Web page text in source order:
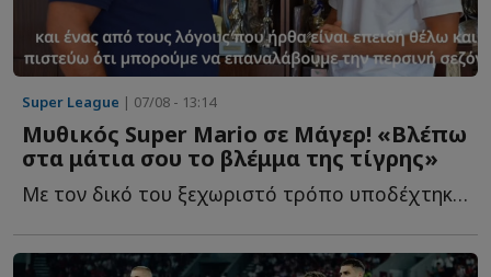
Super League | 07/08 - 13:14
Μυθικός Super Mario σε Μάγερ! «Βλέπω
στα μάτια σου το βλέμμα της τίγρης»
Με τον δικό του ξεχωριστό τρόπο υποδέχτηκε ο ιδιοκτήτης τ...